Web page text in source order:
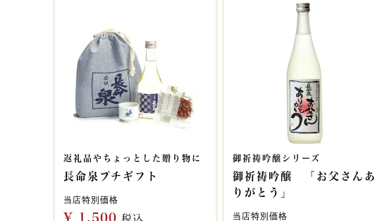
返礼品やちょっとした贈り物に
長命泉プチギフト
当店特別価格
¥ 1,500 税込
御祈祷吟醸シリーズ
御祈祷吟醸 「お父さんあ
りがとう」
当店特別価格